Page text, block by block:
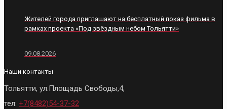
Жителей города приглашают на бесплатный показ фильма в
рамках проекта «Под звёздным небом Тольятти»
09.08.2026
Наши контакты
Тольятти, ул.Площадь Свободы,4,
тел: +7(8482)54-37-32